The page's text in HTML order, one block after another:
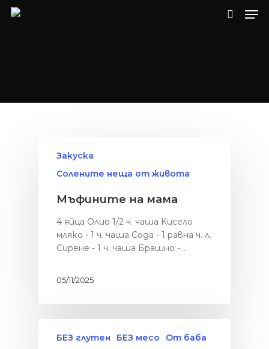
Закуска
Солените неща от живота
Мъфините на мама
4 яйца Олио 1/2 ч. чаша Кисело
мляко - 1 ч. чаша Сода - 1 равна ч. л.
Сирене - 1 ч. чаша Брашно -…
05/11/2025
БЕЗ глутен БЕЗ месо
От баба